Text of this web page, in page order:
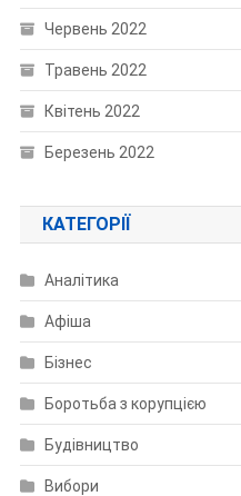
Червень 2022
Травень 2022
Квітень 2022
Березень 2022
КАТЕГОРІЇ
Аналітика
Афіша
Бізнес
Боротьба з корупцією
Будівництво
Вибори